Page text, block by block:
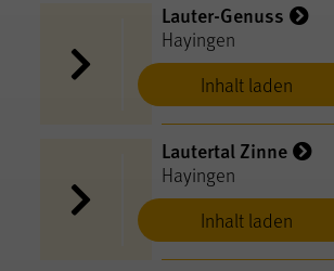
Inhalt laden
Lauter-Genuss
Hayingen
Inhalt laden
Lautertal Zinne
Hayingen